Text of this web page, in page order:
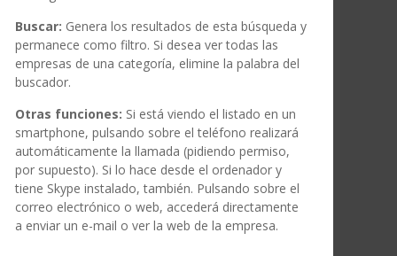
Buscar: Genera los resultados de esta búsqueda y
permanece como filtro. Si desea ver todas las
empresas de una categoría, elimine la palabra del
buscador.
Otras funciones: Si está viendo el listado en un
smartphone, pulsando sobre el teléfono realizará
automáticamente la llamada (pidiendo permiso,
por supuesto). Si lo hace desde el ordenador y
tiene Skype instalado, también. Pulsando sobre el
correo electrónico o web, accederá directamente
a enviar un e-mail o ver la web de la empresa.